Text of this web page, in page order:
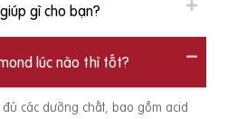
gì cho bạn?
lúc nào thì tốt?
các dưỡng chất, bao gồm acid